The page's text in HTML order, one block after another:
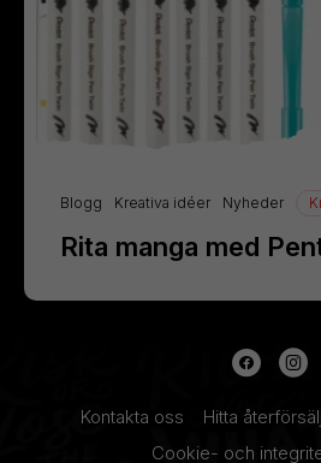
Blogg Kreativa idéer Nyheder
Rita manga med
Kontakta oss Hitta
Cookie- och